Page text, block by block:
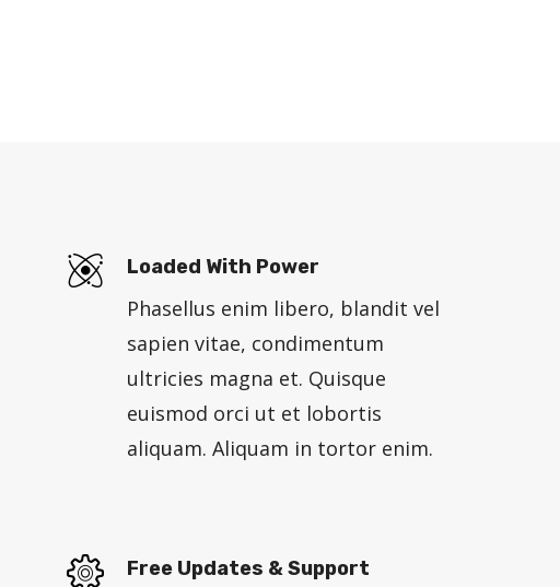
Loaded With Power
Phasellus enim libero, blandit vel
sapien vitae, condimentum
ultricies magna et. Quisque
euismod orci ut et lobortis
aliquam. Aliquam in tortor enim.
Free Updates & Support